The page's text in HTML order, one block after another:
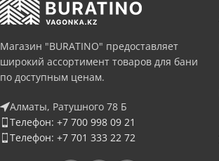
Магазин "BURATINO" предоставляет
широкий ассортимент товаров для бани
по доступным ценам.
Алматы, Ратушного 78 Б
Телефон: +7 700 998 09 21
Телефон: +7 701 333 22 72